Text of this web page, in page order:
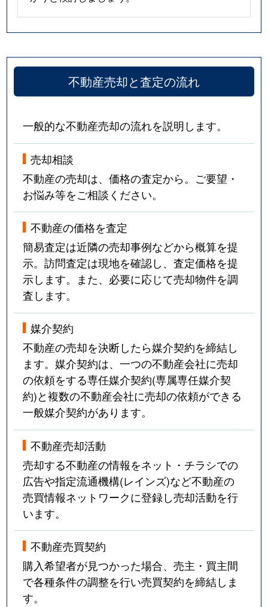
不動産売却と査定の流れ
一般的な不動産売却の流れを説明します。
売却相談
不動産の売却は、価格の査定から。ご要望・
お悩み等をご相談ください。
不動産の価格を査定
簡易査定は近隣の売却事例などから概算を提
示。訪問査定は現地を確認し、査定価格を提
示します。また、必要に応じて売却物件を調
査します。
媒介契約
不動産の売却を決断したら媒介契約を締結し
ます。媒介契約は、一つの不動産会社に売却
の依頼をする専任媒介契約(専属専任媒介契
約)と複数の不動産会社に売却の依頼ができる
一般媒介契約があります。
不動産売却活動
売却する不動産の情報をネット・チラシでの
広告や指定流通機構(レインズ)など不動産の
売買情報ネットワークに登録し売却活動を行
います。
不動産売買契約
購入希望者が見つかった場合、売主・買主間
で各種条件の調整を行い売買契約を締結しま
す。